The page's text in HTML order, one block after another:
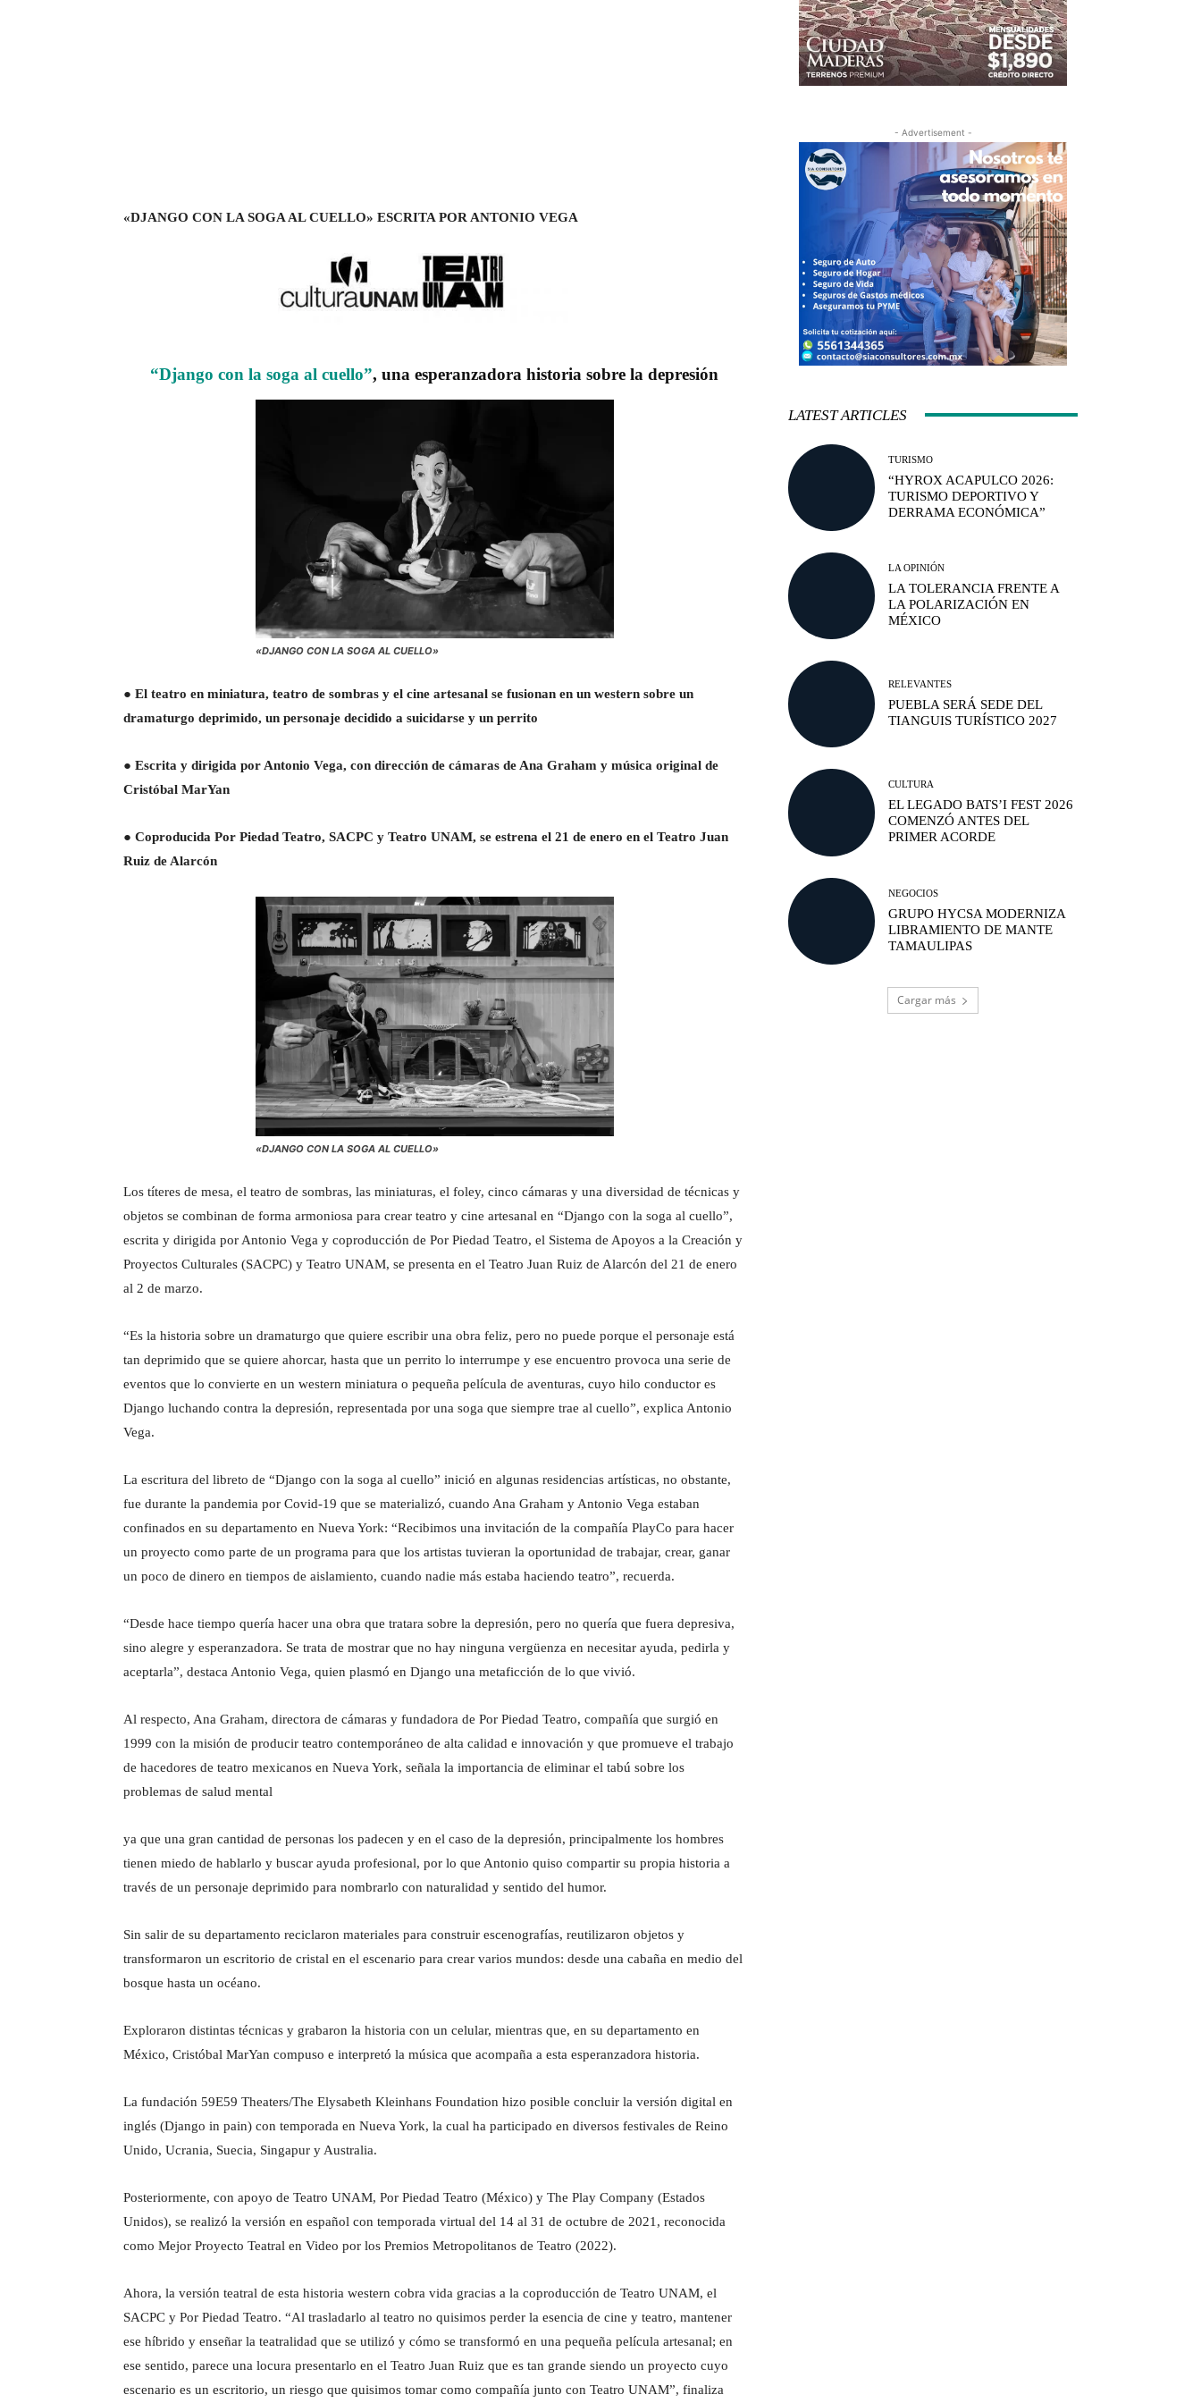
«DJANGO CON LA SOGA AL CUELLO» ESCRITA POR ANTONIO VEGA
“Django con la soga al cuello”, una esperanzadora historia sobre la depresión
«DJANGO CON LA SOGA AL CUELLO»
● El teatro en miniatura, teatro de sombras y el cine artesanal se fusionan en un western sobre un
dramaturgo deprimido, un personaje decidido a suicidarse y un perrito
● Escrita y dirigida por Antonio Vega, con dirección de cámaras de Ana Graham y música original de
Cristóbal MarYan
● Coproducida Por Piedad Teatro, SACPC y Teatro UNAM, se estrena el 21 de enero en el Teatro Juan
Ruiz de Alarcón
«DJANGO CON LA SOGA AL CUELLO»
Los títeres de mesa, el teatro de sombras, las miniaturas, el foley, cinco cámaras y una diversidad de técnicas y
objetos se combinan de forma armoniosa para crear teatro y cine artesanal en “Django con la soga al cuello”,
escrita y dirigida por Antonio Vega y coproducción de Por Piedad Teatro, el Sistema de Apoyos a la Creación y
Proyectos Culturales (SACPC) y Teatro UNAM, se presenta en el Teatro Juan Ruiz de Alarcón del 21 de enero
al 2 de marzo.
“Es la historia sobre un dramaturgo que quiere escribir una obra feliz, pero no puede porque el personaje está
tan deprimido que se quiere ahorcar, hasta que un perrito lo interrumpe y ese encuentro provoca una serie de
eventos que lo convierte en un western miniatura o pequeña película de aventuras, cuyo hilo conductor es
Django luchando contra la depresión, representada por una soga que siempre trae al cuello”, explica Antonio
Vega.
La escritura del libreto de “Django con la soga al cuello” inició en algunas residencias artísticas, no obstante,
fue durante la pandemia por Covid-19 que se materializó, cuando Ana Graham y Antonio Vega estaban
confinados en su departamento en Nueva York: “Recibimos una invitación de la compañía PlayCo para hacer
un proyecto como parte de un programa para que los artistas tuvieran la oportunidad de trabajar, crear, ganar
un poco de dinero en tiempos de aislamiento, cuando nadie más estaba haciendo teatro”, recuerda.
“Desde hace tiempo quería hacer una obra que tratara sobre la depresión, pero no quería que fuera depresiva,
sino alegre y esperanzadora. Se trata de mostrar que no hay ninguna vergüenza en necesitar ayuda, pedirla y
aceptarla”, destaca Antonio Vega, quien plasmó en Django una metaficción de lo que vivió.
Al respecto, Ana Graham, directora de cámaras y fundadora de Por Piedad Teatro, compañía que surgió en
1999 con la misión de producir teatro contemporáneo de alta calidad e innovación y que promueve el trabajo
de hacedores de teatro mexicanos en Nueva York, señala la importancia de eliminar el tabú sobre los
problemas de salud mental
ya que una gran cantidad de personas los padecen y en el caso de la depresión, principalmente los hombres
tienen miedo de hablarlo y buscar ayuda profesional, por lo que Antonio quiso compartir su propia historia a
través de un personaje deprimido para nombrarlo con naturalidad y sentido del humor.
Sin salir de su departamento reciclaron materiales para construir escenografías, reutilizaron objetos y
transformaron un escritorio de cristal en el escenario para crear varios mundos: desde una cabaña en medio del
bosque hasta un océano.
Exploraron distintas técnicas y grabaron la historia con un celular, mientras que, en su departamento en
México, Cristóbal MarYan compuso e interpretó la música que acompaña a esta esperanzadora historia.
La fundación 59E59 Theaters/The Elysabeth Kleinhans Foundation hizo posible concluir la versión digital en
inglés (Django in pain) con temporada en Nueva York, la cual ha participado en diversos festivales de Reino
Unido, Ucrania, Suecia, Singapur y Australia.
Posteriormente, con apoyo de Teatro UNAM, Por Piedad Teatro (México) y The Play Company (Estados
Unidos), se realizó la versión en español con temporada virtual del 14 al 31 de octubre de 2021, reconocida
como Mejor Proyecto Teatral en Video por los Premios Metropolitanos de Teatro (2022).
Ahora, la versión teatral de esta historia western cobra vida gracias a la coproducción de Teatro UNAM, el
SACPC y Por Piedad Teatro. “Al trasladarlo al teatro no quisimos perder la esencia de cine y teatro, mantener
ese híbrido y enseñar la teatralidad que se utilizó y cómo se transformó en una pequeña película artesanal; en
ese sentido, parece una locura presentarlo en el Teatro Juan Ruiz que es tan grande siendo un proyecto cuyo
escenario es un escritorio, un riesgo que quisimos tomar como compañía junto con Teatro UNAM”, finaliza
- Advertisement -
LATEST ARTICLES
TURISMO
“HYROX ACAPULCO 2026:
TURISMO DEPORTIVO Y
DERRAMA ECONÓMICA”
LA OPINIÓN
LA TOLERANCIA FRENTE A
LA POLARIZACIÓN EN
MÉXICO
RELEVANTES
PUEBLA SERÁ SEDE DEL
TIANGUIS TURÍSTICO 2027
CULTURA
EL LEGADO BATS’I FEST 2026
COMENZÓ ANTES DEL
PRIMER ACORDE
NEGOCIOS
GRUPO HYCSA MODERNIZA
LIBRAMIENTO DE MANTE
TAMAULIPAS
Cargar más